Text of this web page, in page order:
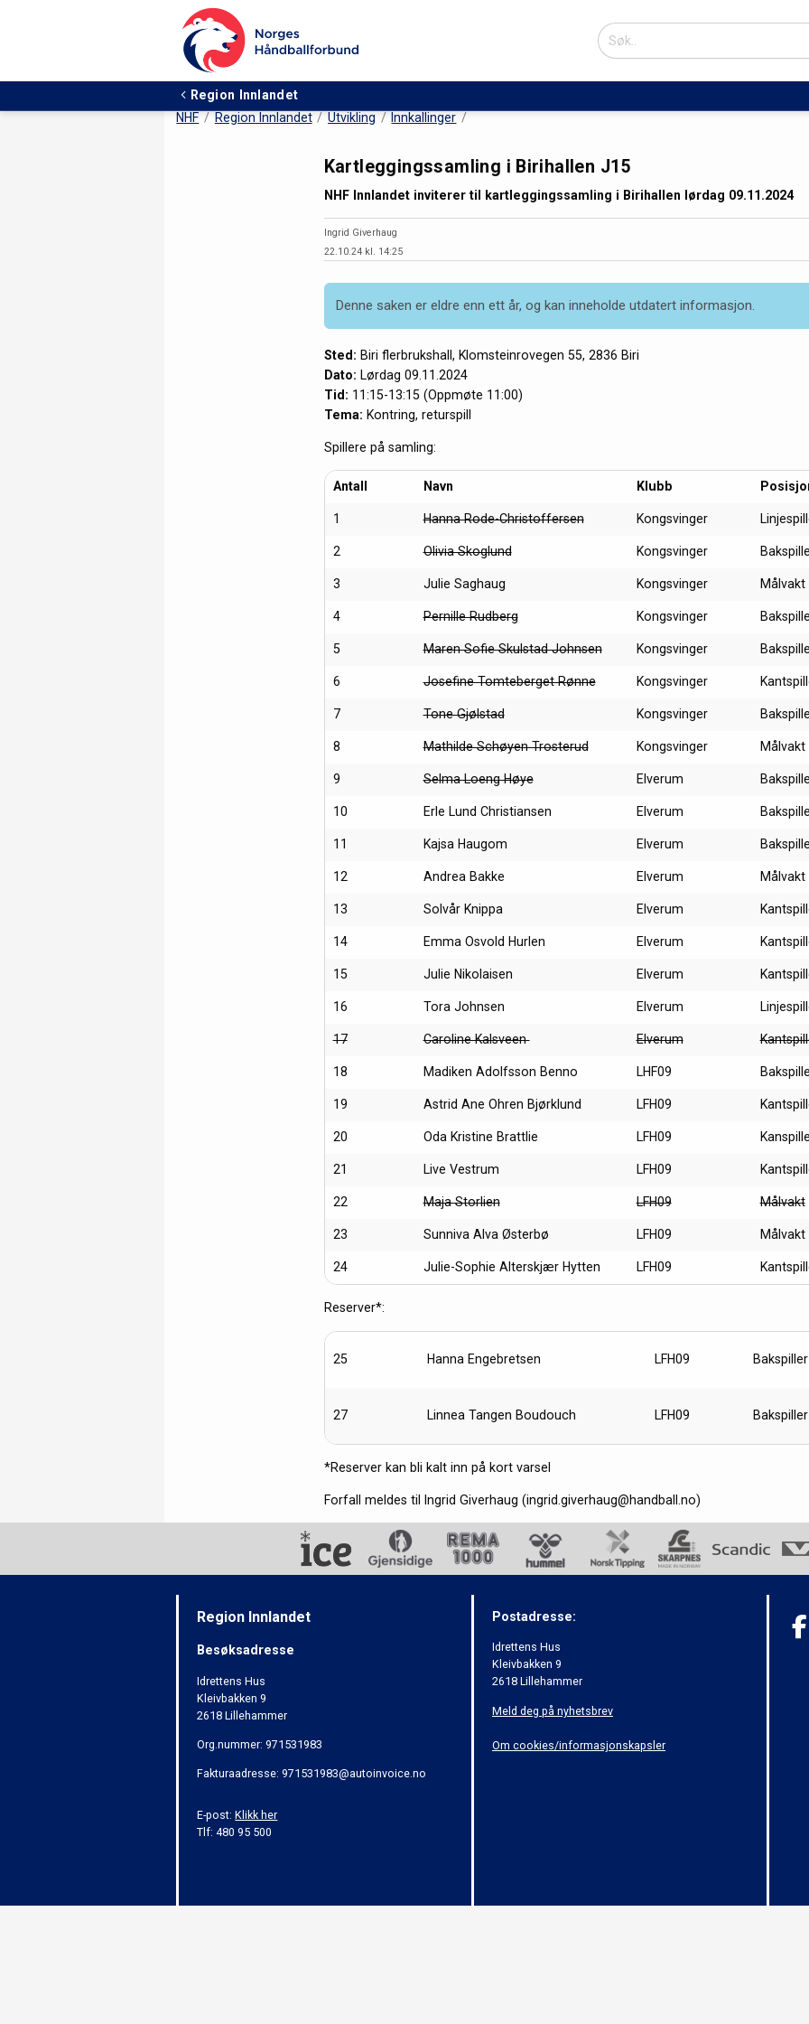
Region Innlandet
NHF
Region Innlandet Utvikling Innkallinger
Kartleggingssamling i Birihallen J15
NHF Innlandet inviterer til kartleggingssamling i Birihallen lørdag 09.11.2024
Ingrid Giverhaug
22.10.24 kl. 14:25
Denne saken er eldre enn ett år, og kan inneholde utdatert informasjon.
Sted: Biri flerbrukshall, Klomsteinrovegen 55, 2836 Biri
Dato: Lørdag 09.11.2024
Tid: 11:15-13:15 (Oppmøte 11:00)
Tema: Kontring, returspill
Spillere på samling:
Antall Navn Klubb
1 Hanna Rode-Christoffersen Kongsvinger
2 Olivia Skoglund Kongsvinger
3 Julie Saghaug Kongsvinger Målvakt
4 Pernille Rudberg Kongsvinger
5 Maren Sofie Skulstad Johnsen Kongsvinger
6 Josefine Tomteberget Rønne Kongsvinger
7 Tone Gjølstad Kongsvinger
8 Mathilde Schøyen Trosterud Kongsvinger Målvakt
9 Selma Loeng Høye Elverum
10 Erle Lund Christiansen Elverum
11 Kajsa Haugom Elverum
12 Andrea Bakke Elverum Målvakt
13 Solvår Knippa Elverum
14 Emma Osvold Hurlen Elverum
15 Julie Nikolaisen Elverum
16 Tora Johnsen Elverum
17 Caroline Kalsveen Elverum
18 Madiken Adolfsson Benno LHF09
19 Astrid Ane Ohren Bjørklund LFH09
20 Oda Kristine Brattlie LFH09
21 Live Vestrum LFH09
22 Maja Storlien LFH09 Målvakt
23 Sunniva Alva Østerbø LFH09 Målvakt
24 Julie-Sophie Alterskjær Hytten LFH09
Reserver*:
25 Hanna Engebretsen LFH09 Bakspiller
27 Linnea Tangen Boudouch LFH09 Bakspiller
*Reserver kan bli kalt inn på kort varsel
Forfall meldes til Ingrid Giverhaug (ingrid.giverhaug@handball.no)
Region Innlandet
Besøksadresse
Idrettens Hus
Kleivbakken 9
2618 Lillehammer
Org.nummer: 971531983
Fakturaadresse: 971531983@autoinvoice.no
E-post:Klikk her
Tlf: 480 95 500
Postadresse:
Idrettens Hus
Kleivbakken 9
2618 Lillehammer
Meld deg på nyhetsbrev
Om cookies/informasjonskapsler